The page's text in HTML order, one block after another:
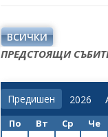
ВСИЧКИ
ПРЕДСТОЯЩИ
Предишен
По Вт Ср Че